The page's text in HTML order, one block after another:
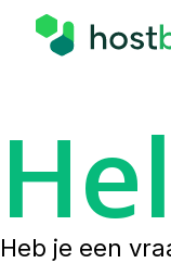
Heb je een